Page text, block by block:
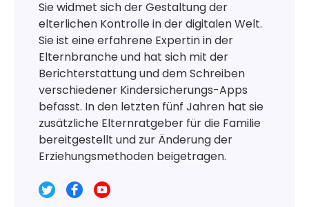
Sie widmet sich der Gestaltung der
elterlichen Kontrolle in der digitalen Welt.
Sie ist eine erfahrene Expertin in der
Elternbranche und hat sich mit der
Berichterstattung und dem Schreiben
verschiedener Kindersicherungs-Apps
befasst. In den letzten fünf Jahren hat sie
zusätzliche Elternratgeber für die Familie
bereitgestellt und zur Änderung der
Erziehungsmethoden beigetragen.